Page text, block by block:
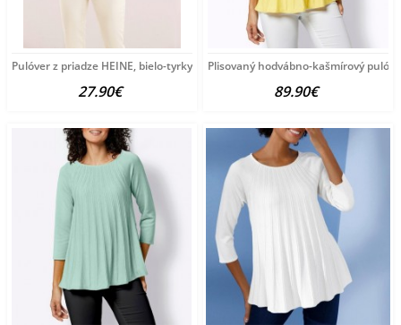
Pulóver z priadze HEINE, bielo-tyrkysový
27.90€
Plisovaný hodvábno-kašmírový
89.90€